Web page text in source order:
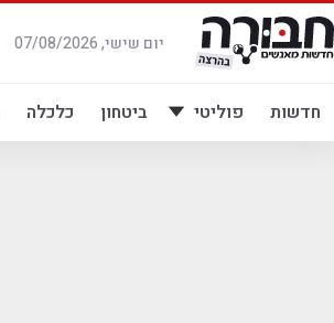
דלג
לתוכן
יום שישי, 07/08/2026
חדשות פוליטי ביטחון כלכלה